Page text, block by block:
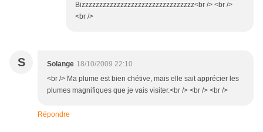
Bizzzzzzzzzzzzzzzzzzzzzzzzzzzzzzzz<br /> <br />
<br />
S Solange 18/10/2009 22:10
<br /> Ma plume est bien chétive, mais elle sait apprécier les
plumes magnifiques que je vais visiter.<br /> <br /> <br />
Répondre